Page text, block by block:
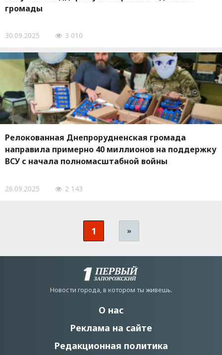
громады
30.09.2025 3 010
Релокованная Днепрорудненская громада
направила примерно 40 миллионов на поддержку
ВСУ с начала полномасштабной войны
26.09.2025 2 143
1 »
Новости города, в котором ты живешь.
О нас
Реклама на сайте
Редакционная политика